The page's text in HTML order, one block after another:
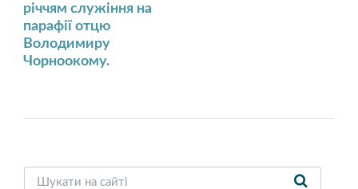
річчям служіння на
парафії отцю
Володимиру
Чорноокому.